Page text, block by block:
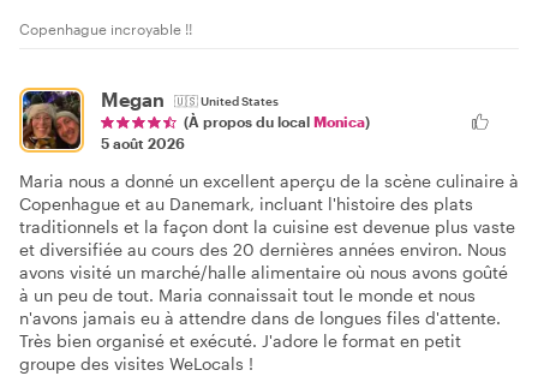
Copenhague incroyable !!
Megan 🇺🇸United States
(À propos du local Monica)
5 août 2026
Maria nous a donné un excellent aperçu de la scène culinaire à
Copenhague et au Danemark, incluant l'histoire des plats
traditionnels et la façon dont la cuisine est devenue plus vaste
et diversifiée au cours des 20 dernières années environ. Nous
avons visité un marché/halle alimentaire où nous avons goûté
à un peu de tout. Maria connaissait tout le monde et nous
n'avons jamais eu à attendre dans de longues files d'attente.
Très bien organisé et exécuté. J'adore le format en petit
groupe des visites WeLocals !